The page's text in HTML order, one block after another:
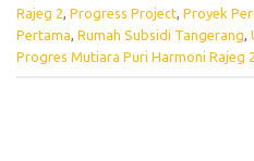
Rajeg 2, Progress Project, Proyek
Pertama, Rumah Subsidi Tangerang,
Progres Mutiara Puri Harmoni Rajeg 2